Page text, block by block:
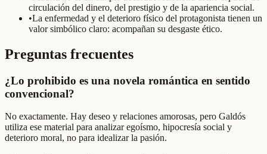
circulación del dinero, del prestigio y de la apariencia social.
•La enfermedad y el deterioro físico del protagonista tienen un
valor simbólico claro: acompañan su desgaste ético.
Preguntas frecuentes
¿Lo prohibido es una novela romántica en sentido
convencional?
No exactamente. Hay deseo y relaciones amorosas, pero Galdós
utiliza ese material para analizar egoísmo, hipocresía social y
deterioro moral, no para idealizar la pasión.